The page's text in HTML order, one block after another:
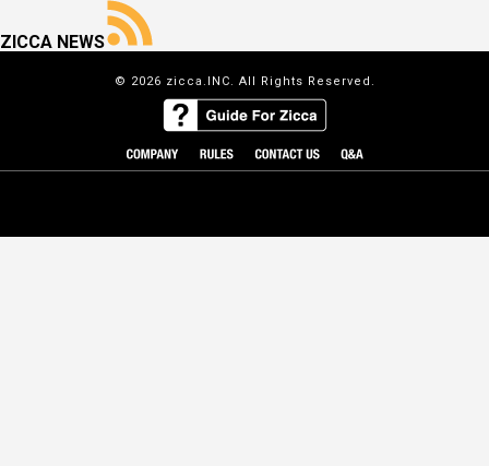
ZICCA NEWS
© 2026 zicca.INC. All Rights Reserved.